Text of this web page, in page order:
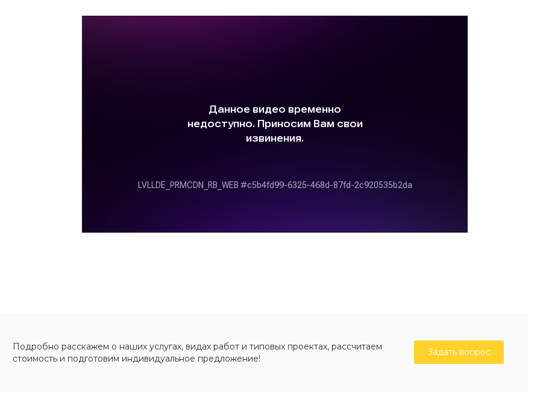
Подробно расскажем о наших услугах, видах работ и типовых проектах, рассчитаем
стоимость и подготовим индивидуальное предложение!
Задать вопрос